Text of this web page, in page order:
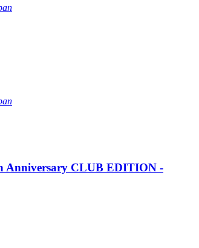
Anniversary CLUB EDITION -